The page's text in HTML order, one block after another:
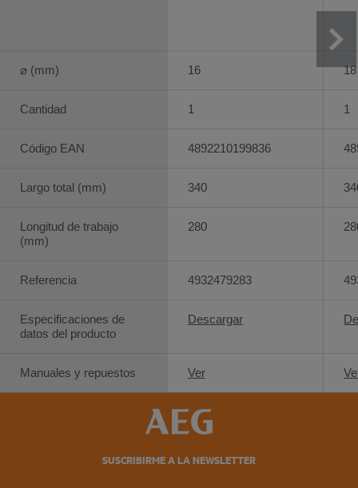
⌀ (mm)
Cantidad
Código EAN
Largo total (mm)
Longitud de trabajo
(mm)
Referencia
Especificaciones de
datos del producto
Manuales y repuestos
16
1
4892210199836
340
280
4932479283
Descargar
Ver
18
1
SUSCRIBIRME A LA NEWSLETTER